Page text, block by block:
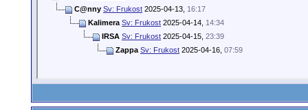
C@nny Sv: Frukost 2025-04-13, 16:17
Kalimera Sv: Frukost 2025-04-14, 14:34
IRSA Sv: Frukost 2025-04-15, 23:39
Zappa Sv: Frukost 2025-04-16, 07:59